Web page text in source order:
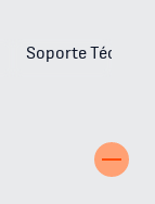
Soporte Técnico